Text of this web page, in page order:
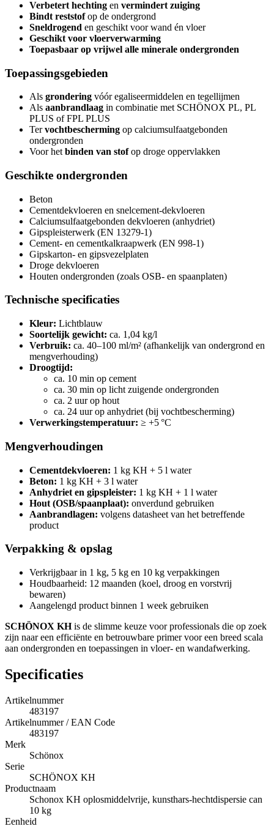
Verbetert hechting en vermindert zuiging
Bindt reststofop de ondergrond
Sneldrogend en geschikt voor wand én vloer
Geschikt voor vloerverwarming
Toepasbaar op vrijwel alle minerale ondergronden
Toepassingsgebieden
Als grondering vóór egaliseermiddelen en tegellijmen
Als aanbrandlaag in combinatie met SCHÖNOX PL, PL
PLUS of FPL PLUS
Tervochtbescherming op calciumsulfaatgebonden
ondergronden
Voor het binden van stofop droge oppervlakken
Geschikte ondergronden
Beton
Cementdekvloeren en snelcement-dekvloeren
Calciumsulfaatgebonden dekvloeren (anhydriet)
Gipspleisterwerk (EN 13279-1)
Cement- en cementkalkraapwerk (EN 998-1)
Gipskarton- en gipsvezelplaten
Droge dekvloeren
Houten ondergronden (zoals OSB- en spaanplaten)
Technische specificaties
Kleur: Lichtblauw
Soortelijk gewicht: ca. 1,04 kg/l
Verbruik: ca. 40–100 ml/m² (afhankelijk van ondergrond en
mengverhouding)
Droogtijd:
ca. 10 min op cement
ca. 30 min op licht zuigende ondergronden
ca. 2 uur op hout
ca. 24 uur op anhydriet (bij vochtbescherming)
Verwerkingstemperatuur: ≥ +5 °C
Mengverhoudingen
Cementdekvloeren: 1 kg KH + 5 l water
Beton: 1 kg KH + 3 l water
Anhydriet en gipspleister: 1 kg KH + 1 l water
Hout (OSB/spaanplaat): onverdund gebruiken
Aanbrandlagen: volgens datasheet van het betreffende
product
Verpakking & opslag
Verkrijgbaar in 1 kg, 5 kg en 10 kg verpakkingen
Houdbaarheid: 12 maanden (koel, droog en vorstvrij
bewaren)
Aangelengd product binnen 1 week gebruiken
SCHÖNOX KHis de slimme keuze voor professionals die op zoek
zijn naar een efficiënte en betrouwbare primer voor een breed scala
aan ondergronden en toepassingen in vloer- en wandafwerking.
Specificaties
Artikelnummer
483197
Artikelnummer / EAN Code
483197
Merk
Schönox
Serie
SCHÖNOX KH
Productnaam
Schonox KH oplosmiddelvrije, kunsthars-hechtdispersie can
10 kg
Eenheid